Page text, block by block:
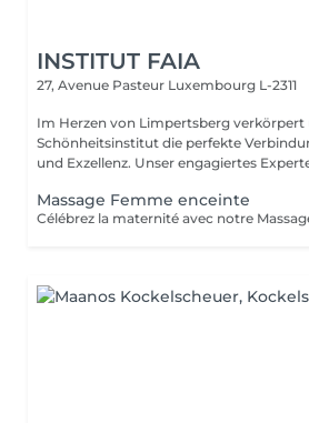
INSTITUT FAIA
27, Avenue Pasteur Luxembourg L-2311
Im Herzen von Limpertsberg verkörpert
Schönheitsinstitut die perfekte
und Exzellenz. Unser engagiertes
Massage Femme enceinte